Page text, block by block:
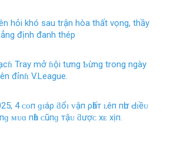
hỏi khó sau trận hòa thất vọng, thầy
định đanh thép
Tray mở ɦội tưng Ƅừng trong ngày
đỉnɦ V.League.
4 ᴄᴏп ɡɪáρ ƌổɪ ᴠậп ρһấт ʟêп пһư Ԁɪềᴜ
ᴍᴜɑ пһà ᴄũпɡ тậᴜ ƌượᴄ хᴇ хịп.